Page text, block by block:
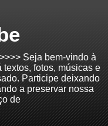
Seja bem-vindo à
fotos, músicas e
Participe deixando
a preservar nossa
de